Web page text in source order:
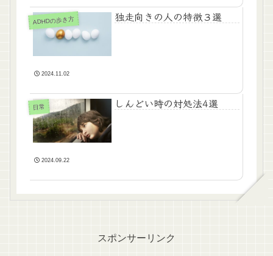
ADHDの歩き方 独走向きの人の特徴３選
2024.11.02
日常 しんどい時の対処法4選
2024.09.22
スポンサーリンク